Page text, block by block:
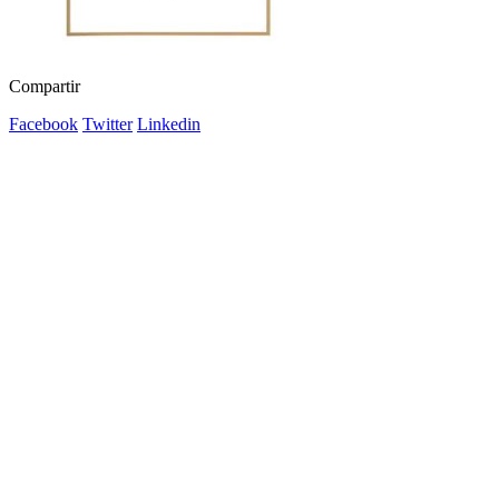
Compartir
Facebook Twitter Linkedin